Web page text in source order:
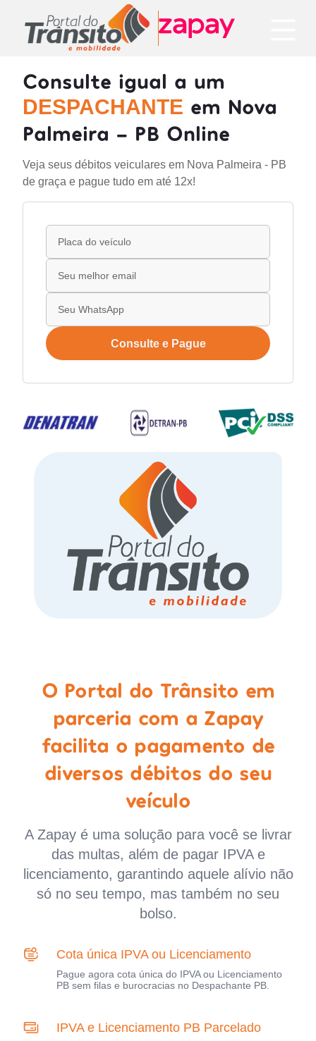
Consulte igual a um
DESPACHANTE em Nova
Palmeira - PB Online
Veja seus débitos veiculares em Nova Palmeira - PB
de graça e pague tudo em até 12x!
Consulte e Pague
O Portal do Trânsito em
parceria com a Zapay
facilita o pagamento de
diversos débitos do seu
veículo
A Zapay é uma solução para você se livrar
das multas, além de pagar IPVA e
licenciamento, garantindo aquele alívio não
só no seu tempo, mas também no seu
bolso.
Cota única IPVA ou Licenciamento
Pague agora cota única do IPVA ou Licenciamento
PB sem filas e burocracias no Despachante PB.
IPVA e Licenciamento PB Parcelado